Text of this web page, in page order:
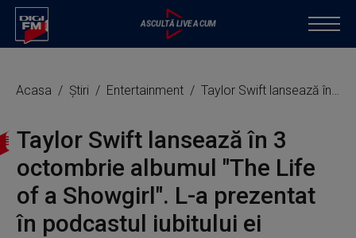
Acasa Știri Entertainment Taylor Swift lansează în 3 octombrie albumul "The Life of a Showgirl". L-a prezentat în podcastul iubitului ei
Taylor Swift lansează în 3
octombrie albumul "The Life
of a Showgirl". L-a prezentat
în podcastul iubitului ei